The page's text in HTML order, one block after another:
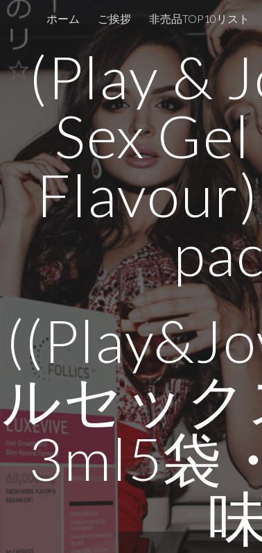
Skip to main content
ホーム ご挨拶 非売品TOP10リスト
(Play &
Sex
ルセッ
3ml5袋